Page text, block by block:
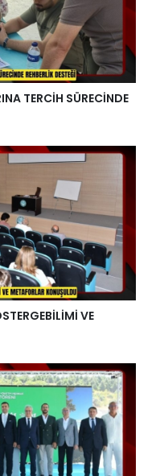
TERCİH SÜRECİNDE
VE